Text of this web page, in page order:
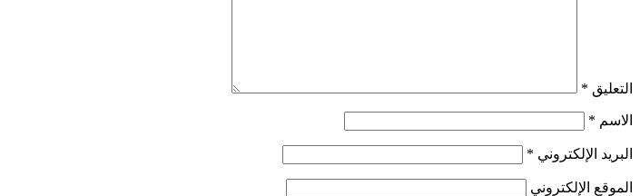
التعليق *
الاسم *
البريد الإلكتروني *
الموقع الإلكتروني